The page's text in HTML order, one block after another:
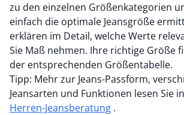
zu den einzelnen Größenkategorien
einfach die optimale Jeansgröße
erklären im Detail, welche Werte
Sie Maß nehmen. Ihre richtige Größe
der entsprechenden Größentabelle.
Tipp: Mehr zur Jeans-Passform,
Jeansarten und Funktionen lesen Sie
Herren-Jeansberatung .